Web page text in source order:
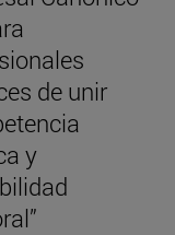
de unir
y